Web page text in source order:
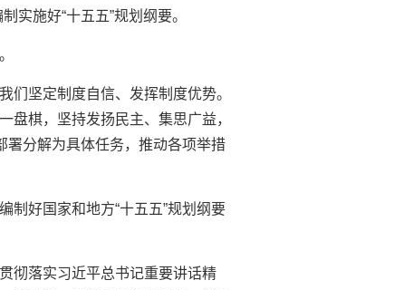
实施好“十五五”规划纲要。
们坚定制度自信、发挥制度优势。
盘棋，坚持发扬民主、集思广益，
署分解为具体任务，推动各项举措
制好国家和地方“十五五”规划纲要
彻落实习近平总书记重要讲话精